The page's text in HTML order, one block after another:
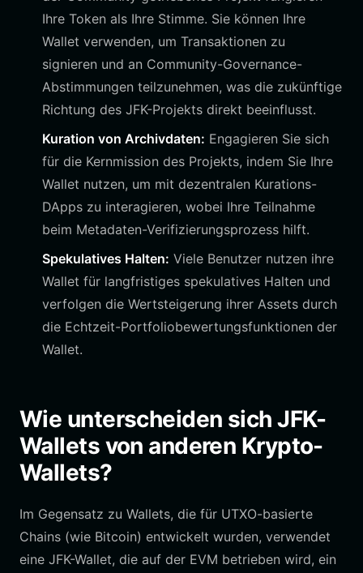
Ihre Token als Ihre Stimme. Sie können Ihre
Wallet verwenden, um Transaktionen zu
signieren und an Community-Governance-
Abstimmungen teilzunehmen, was die zukünftige
Richtung des JFK-Projekts direkt beeinflusst.
Kuration von Archivdaten: Engagieren Sie sich
für die Kernmission des Projekts, indem Sie Ihre
Wallet nutzen, um mit dezentralen Kurations-
DApps zu interagieren, wobei Ihre Teilnahme
beim Metadaten-Verifizierungsprozess hilft.
Spekulatives Halten: Viele Benutzer nutzen ihre
Wallet für langfristiges spekulatives Halten und
verfolgen die Wertsteigerung ihrer Assets durch
die Echtzeit-Portfoliobewertungsfunktionen der
Wallet.
Wie unterscheiden sich JFK-
Wallets von anderen Krypto-
Wallets?
Im Gegensatz zu Wallets, die für UTXO-basierte
Chains (wie Bitcoin) entwickelt wurden, verwendet
eine JFK-Wallet, die auf der EVM betrieben wird, ein